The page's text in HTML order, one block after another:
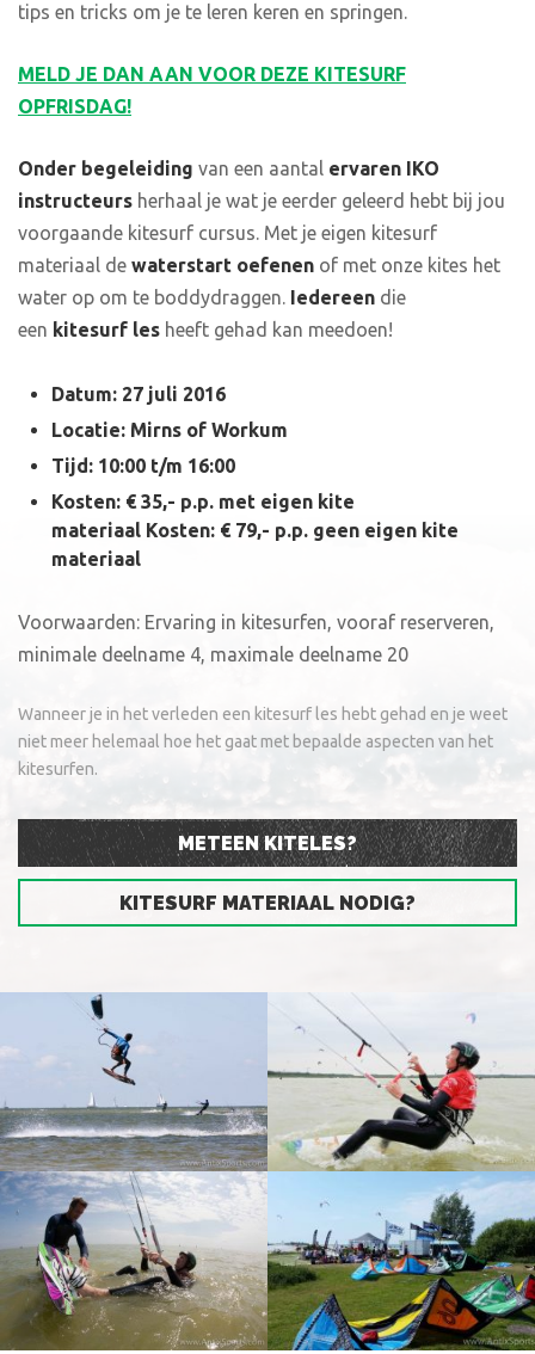
tips en tricks om je te leren keren en springen.
MELD JE DAN AAN VOOR DEZE KITESURF
OPFRISDAG!
Onder begeleiding van een aantal ervaren IKO
instructeurs herhaal je wat je eerder geleerd hebt bij jou
voorgaande kitesurf cursus. Met je eigen kitesurf
materiaal de waterstart oefenen of met onze kites het
water op om te boddydraggen. Iedereen die
een kitesurf les heeft gehad kan meedoen!
Datum: 27 juli 2016
Locatie: Mirns of Workum
Tijd: 10:00 t/m 16:00
Kosten: € 35,- p.p. met eigen kite
materiaal Kosten: € 79,- p.p. geen eigen kite
materiaal
Voorwaarden: Ervaring in kitesurfen, vooraf reserveren,
minimale deelname 4, maximale deelname 20
Wanneer je in het verleden een kitesurf les hebt gehad en je weet
niet meer helemaal hoe het gaat met bepaalde aspecten van het
kitesurfen.
METEEN KITELES?
KITESURF MATERIAAL NODIG?